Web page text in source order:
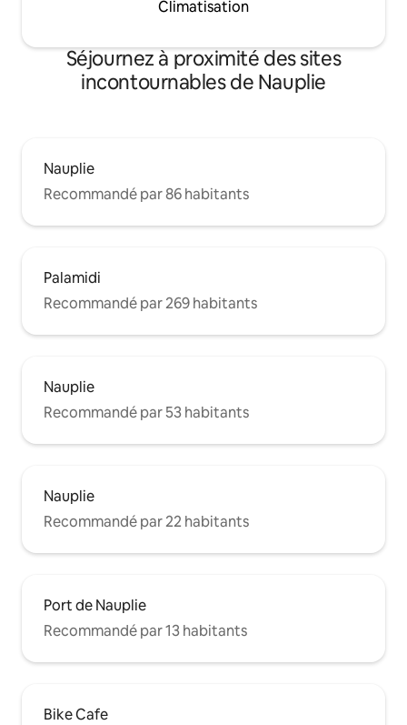
Climatisation
Séjournez à proximité des sites
incontournables de Nauplie
Nauplie
Recommandé par 86 habitants
Palamidi
Recommandé par 269 habitants
Nauplie
Recommandé par 53 habitants
Nauplie
Recommandé par 22 habitants
Port de Nauplie
Recommandé par 13 habitants
Bike Cafe